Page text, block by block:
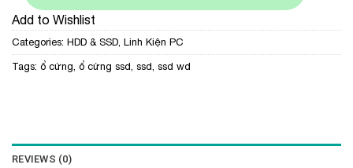
Add to Wishlist
Categories: HDD & SSD Linh Kiện PC
Tags: ổ cứng ổ cứng ssd ssd ssd wd
REVIEWS (0)